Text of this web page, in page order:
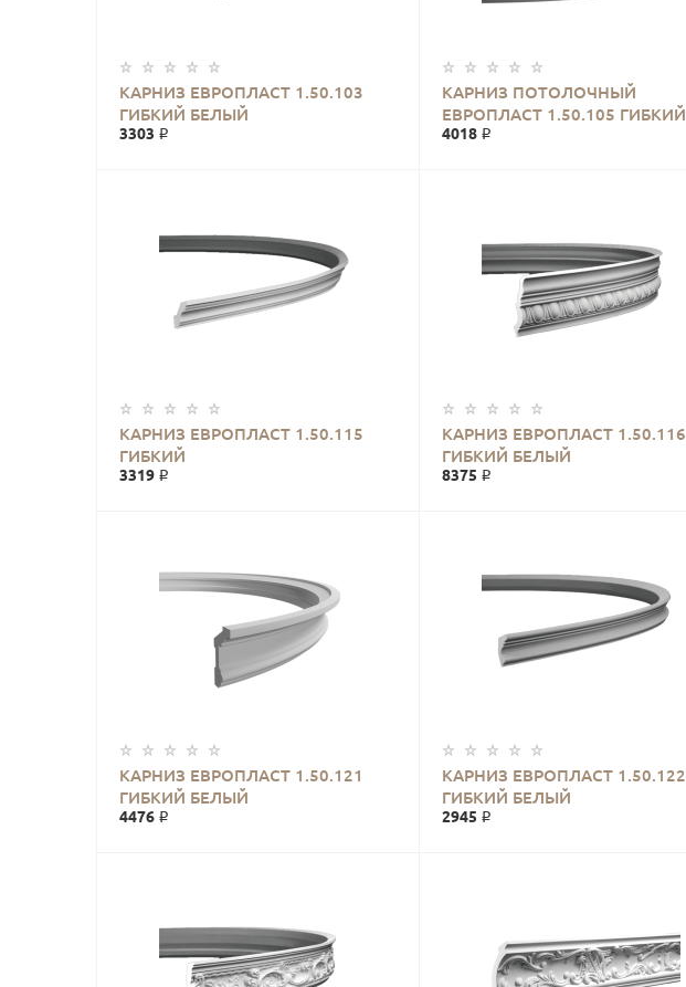
КАРНИЗ ЕВРОПЛАСТ 1.50.103
ГИБКИЙ БЕЛЫЙ
3303 ₽
КАРНИЗ ПОТОЛОЧНЫЙ
ЕВРОПЛАСТ 1.50.105 ГИБКИЙ
БЕЛЫЙ
4018 ₽
КАРНИЗ ЕВРОПЛАСТ 1.50.115
ГИБКИЙ
3319 ₽
КАРНИЗ ЕВРОПЛАСТ 1.50.116
ГИБКИЙ БЕЛЫЙ
8375 ₽
КАРНИЗ ЕВРОПЛАСТ 1.50.121
ГИБКИЙ БЕЛЫЙ
4476 ₽
КАРНИЗ ЕВРОПЛАСТ 1.50.122
ГИБКИЙ БЕЛЫЙ
2945 ₽